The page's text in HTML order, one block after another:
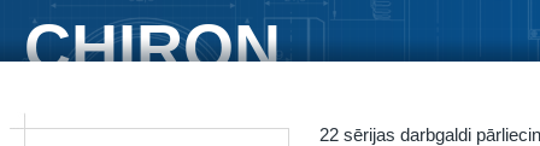
CHIRON
22 sērijas darbgaldi